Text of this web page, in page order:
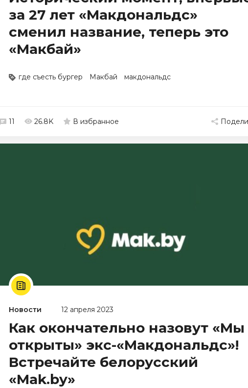
за 27 лет «Макдональдс»
сменил название, теперь это
«Макбай»
где съесть бургер Макбай макдональдс
11 26.8K В избранное
Новости 12 апреля 2023
Как окончательно назовут «Мы
открыты» экс-«Макдональдс»!
Встречайте белорусский
«Mak.by»